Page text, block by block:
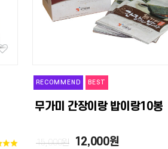
RECOMMEND BEST
무가미 간장이랑 밥이랑10봉
15,000원 12,000원